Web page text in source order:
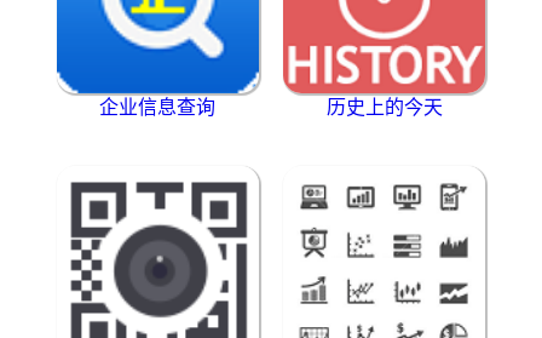
企业信息查询 历史上的今天